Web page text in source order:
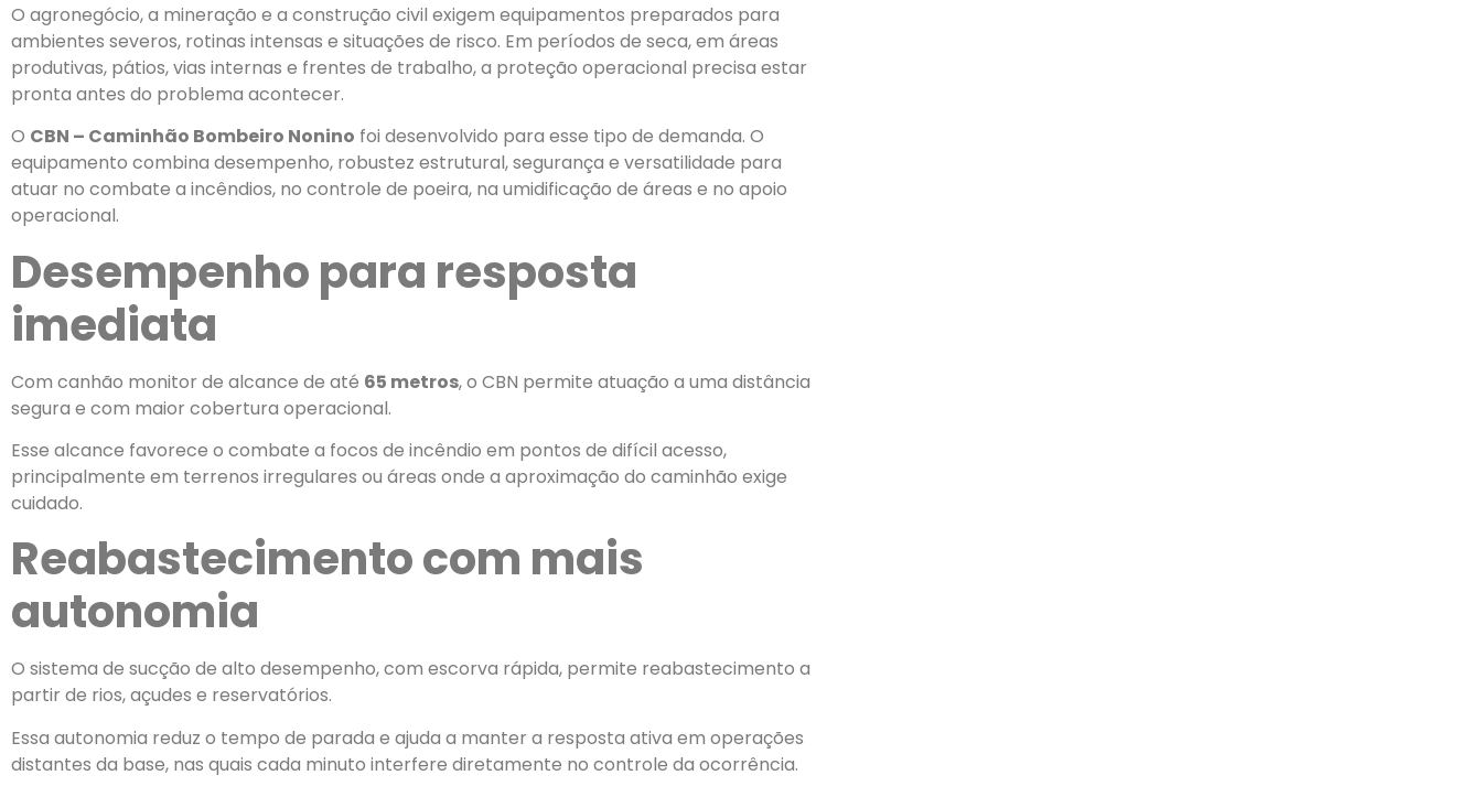
O agronegócio, a mineração e a construção civil exigem equipamentos preparados para
ambientes severos, rotinas intensas e situações de risco. Em períodos de seca, em áreas
produtivas, pátios, vias internas e frentes de trabalho, a proteção operacional precisa estar
pronta antes do problema acontecer.
O CBN – Caminhão Bombeiro Nonino foi desenvolvido para esse tipo de demanda. O
equipamento combina desempenho, robustez estrutural, segurança e versatilidade para
atuar no combate a incêndios, no controle de poeira, na umidificação de áreas e no apoio
operacional.
Desempenho para resposta
imediata
Com canhão monitor de alcance de até 65 metros, o CBN permite atuação a uma distância
segura e com maior cobertura operacional.
Esse alcance favorece o combate a focos de incêndio em pontos de difícil acesso,
principalmente em terrenos irregulares ou áreas onde a aproximação do caminhão exige
cuidado.
Reabastecimento com mais
autonomia
O sistema de sucção de alto desempenho, com escorva rápida, permite reabastecimento a
partir de rios, açudes e reservatórios.
Essa autonomia reduz o tempo de parada e ajuda a manter a resposta ativa em operações
distantes da base, nas quais cada minuto interfere diretamente no controle da ocorrência.